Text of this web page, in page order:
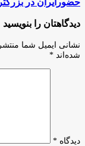
لیگ
برتر
قایقرانی/
همزمان
رقابت‌های
بزرگترین
گردشگری
جهان
(ITB)
دیدگاهتان را بنویسید
نشانی ایمیل شما
شده‌اند *
دیدگاه *